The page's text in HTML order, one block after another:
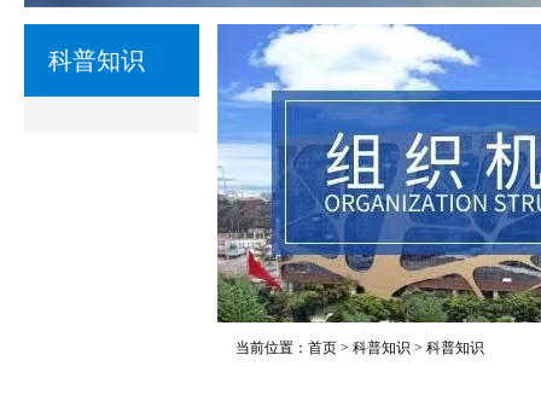
科普知识
当前位置： 首页 > 科普知识 > 科普知识